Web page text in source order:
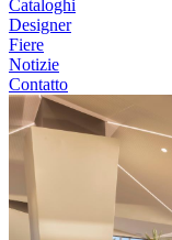
Cataloghi
Designer
Fiere
Notizie
Contatto